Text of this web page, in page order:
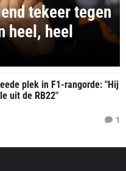
tekeer tegen
heel, heel
plek in F1-rangorde: "Hij
uit de RB22"
1